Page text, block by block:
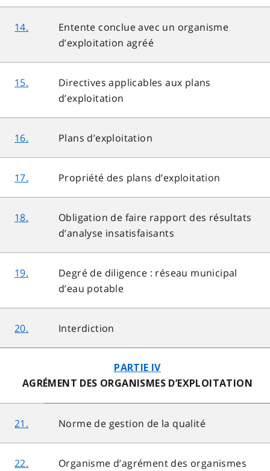
14.
Entente conclue avec un organisme
d’exploitation agréé
15.
Directives applicables aux plans
d’exploitation
16. Plans d’exploitation
17. Propriété des plans d’exploitation
18.
Obligation de faire rapport des résultats
d’analyse insatisfaisants
19.
Degré de diligence : réseau municipal
d’eau potable
20. Interdiction
PARTIE IV
AGRÉMENT DES ORGANISMES D’EXPLOITATION
21. Norme de gestion de la qualité
22.
Organisme d’agrément des organismes